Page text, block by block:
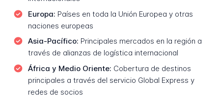
Europa: Países en toda la Unión Europea y otras
naciones europeas
Asia-Pacífico: Principales mercados en la región a
través de alianzas de logística internacional
África y Medio Oriente: Cobertura de destinos
principales a través del servicio Global Express y
redes de socios